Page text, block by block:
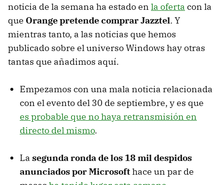
noticia de la semana ha estado en la oferta con la
que Orange pretende comprar Jazztel. Y
mientras tanto, a las noticias que hemos
publicado sobre el universo Windows hay otras
tantas que añadimos aquí.
Empezamos con una mala noticia relacionada
con el evento del 30 de septiembre, y es que
es probable que no haya retransmisión en
directo del mismo.
La segunda ronda de los 18 mil despidos
anunciados por Microsofthace un par de